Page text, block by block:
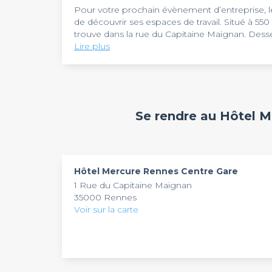
Pour votre prochain évènement d’entreprise,
de découvrir ses espaces de travail. Situé à
trouve dans la rue du Capitaine Maignan.
d’un emplacement privilégié. En voiture, il se
et vos échanges. Pendant votre évènement,
Mercure Rennes Centre Gare. Tous les
Lire plus
Se rendre au Hôtel
Hôtel Mercure Rennes Centre Gare
1 Rue du Capitaine Maignan
35000 Rennes
Voir sur la carte